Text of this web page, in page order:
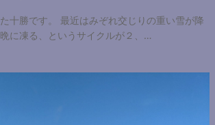
十勝です。 最近はみぞれ交じりの重い雪が降
に凍る、というサイクルが２、…